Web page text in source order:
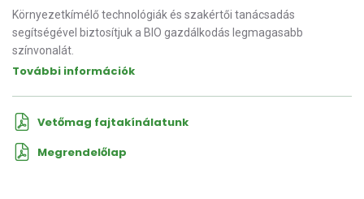
Környezetkímélő technológiák és szakértői tanácsadás
segítségével biztosítjuk a BIO gazdálkodás legmagasabb
színvonalát.
További információk
Vetőmag fajtakínálatunk
Megrendelőlap